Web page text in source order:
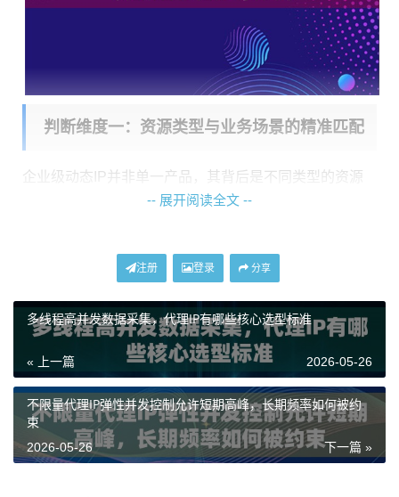
判断维度一：资源类型与业务场景的精准匹配
企业级动态IP并非单一产品，其背后是不同类型的资源
池。首要判断维度就是资源类型与业务场景的匹配度
IP源自大型机房，优势在于成本相对经济、速度快、稳
定性高，适用于需要高并发、高频请求但对IP“真实性”要
求不是极端苛刻的场景，例如公开数据的快速收集、某
些形式的品牌保护监控。
而动态住宅IP则是指IP地址来源于真实的互联网服务提供
商，分配给普通家庭用户的动态IP池。这类IP的显著优势
是真实性与高隐匿性 ，因为它们与普通网民的上网行为
无异，极难被目标服务器识别为代理。这对于需要深度
-- 展开阅读全文 --
注册 登录 分享
多线程高并发数据采集，代理IP有哪些核心选型标准
« 上一篇 2026-05-26
不限量代理IP弹性并发控制允许短期高峰，长期频率如何被约
束
下一篇 »
2026-05-26